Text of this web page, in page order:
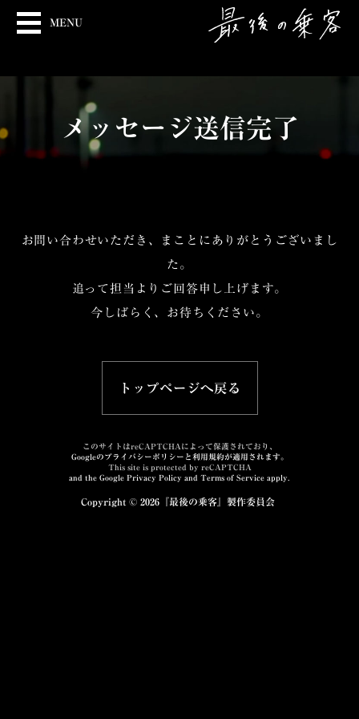
MENU
メッセージ送信完了
お問い合わせいただき、まことにありがとうございまし
た。
追って担当よりご回答申し上げます。
今しばらく、お待ちください。
トップページへ戻る
このサイトはreCAPTCHAによって保護されており、
Googleのプライバシーポリシーと利用規約が適用されます。
This site is protected by reCAPTCHA
and the Google Privacy Policy and Terms of Service apply.
Copyright © 2026 『最後の乗客』製作委員会